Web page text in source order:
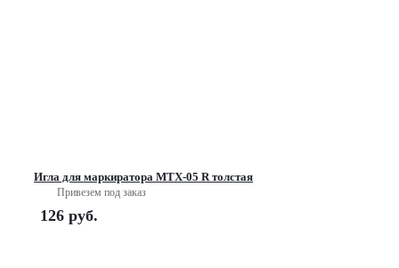
Игла для маркиратора МТХ-05 R толстая
Привезем под заказ
126 руб.